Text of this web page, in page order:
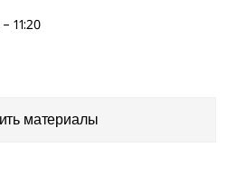
11:20
материалы